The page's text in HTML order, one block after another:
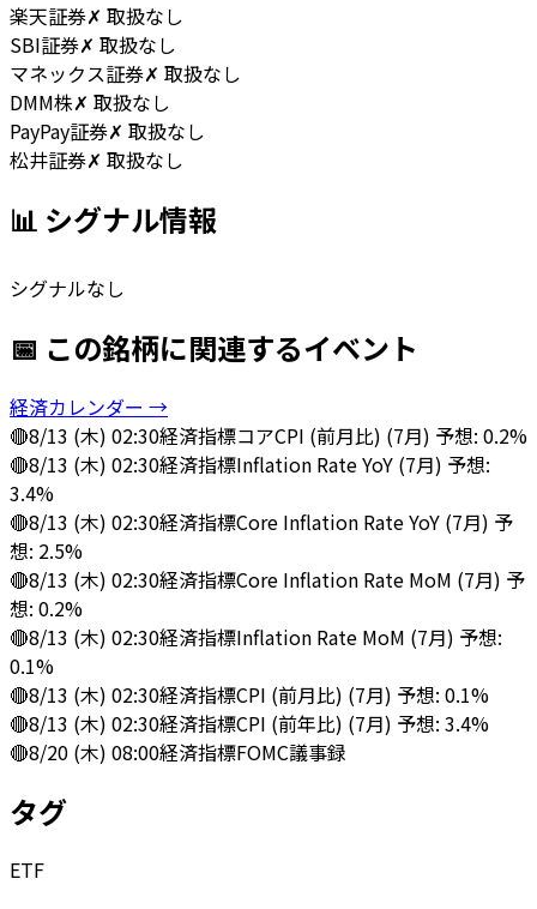
楽天証券✗ 取扱なし
SBI証券✗ 取扱なし
マネックス証券✗ 取扱なし
DMM株✗ 取扱なし
PayPay証券✗ 取扱なし
松井証券✗ 取扱なし
📊 シグナル情報
シグナルなし
📅 この銘柄に関連するイベント
経済カレンダー →
🔴8/13 (木) 02:30経済指標コアCPI (前月比) (7月) 予想: 0.2%
🔴8/13 (木) 02:30経済指標Inflation Rate YoY (7月) 予想:
3.4%
🔴8/13 (木) 02:30経済指標Core Inflation Rate YoY (7月) 予
想: 2.5%
🔴8/13 (木) 02:30経済指標Core Inflation Rate MoM (7月) 予
想: 0.2%
🔴8/13 (木) 02:30経済指標Inflation Rate MoM (7月) 予想:
0.1%
🔴8/13 (木) 02:30経済指標CPI (前月比) (7月) 予想: 0.1%
🔴8/13 (木) 02:30経済指標CPI (前年比) (7月) 予想: 3.4%
🔴8/20 (木) 08:00経済指標FOMC議事録
タグ
ETF